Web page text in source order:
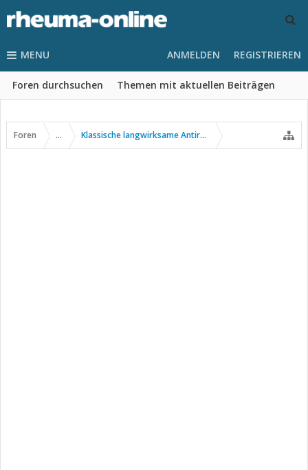
MENU
Foren durchsuchen Themen mit aktuellen Beiträgen
ANMELDEN REGISTRIEREN
Foren ... Klassische langwirksame Antirheumatika